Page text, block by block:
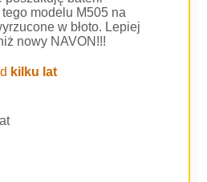
modelu M505 na
w błoto. Lepiej
nowy NAVON!!!
kilku lat